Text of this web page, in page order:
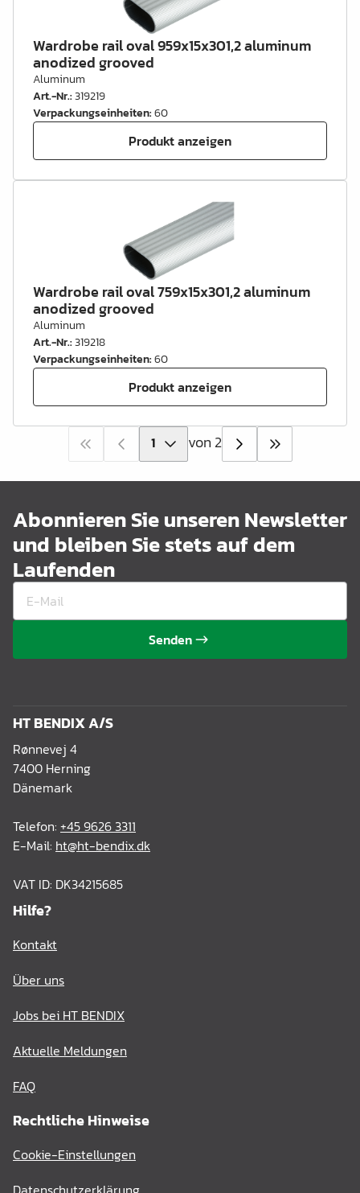
Wardrobe rail oval 959x15x301,2 aluminum
anodized grooved
Aluminum
Art.-Nr.:319219
Verpackungseinheiten:60
Produkt anzeigen
Wardrobe rail oval 759x15x301,2 aluminum
anodized grooved
Aluminum
Art.-Nr.:319218
Verpackungseinheiten:60
Produkt anzeigen
von 2
Abonnieren Sie unseren Newsletter
und bleiben Sie stets auf dem
Laufenden
Senden
HT BENDIX A/S
Rønnevej 4
7400 Herning
Dänemark
Telefon: +45 9626 3311
E-Mail: ht@ht-bendix.dk
VAT ID: DK34215685
Hilfe?
Kontakt
Über uns
Jobs bei HT BENDIX
Aktuelle Meldungen
FAQ
Rechtliche Hinweise
Cookie-Einstellungen